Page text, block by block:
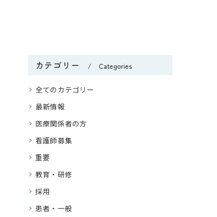
カテゴリー Categories
全てのカテゴリー
最新情報
医療関係者の方
看護師募集
重要
教育・研修
採用
患者・一般